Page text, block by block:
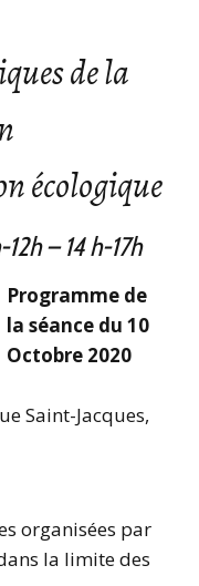
de la
écologique
– 14 h-17h
Programme de
la séance du 10
Octobre 2020
Saint-Jacques,
organisées par
la limite des